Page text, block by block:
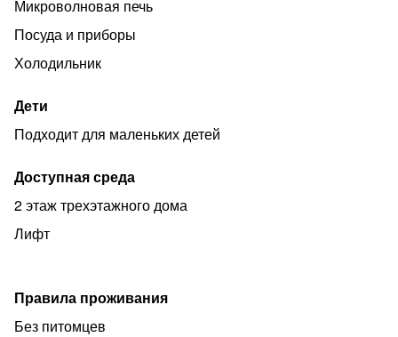
Отчетные документы
❗Запрещено курение в апартаментах.
❗Запрещено проведение шумных вечеринок и
❗Нельзя с животными
По всем текущим вопросам во время заселения и
Микроволновая печь
Посуда и приборы
Холодильник
Дети
Подходит для маленьких детей
Доступная среда
2 этаж трехэтажного дома
Лифт
Правила проживания
Без питомцев